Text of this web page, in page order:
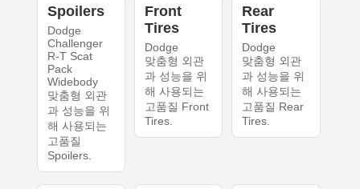
Spoilers
Dodge
Challenger
R-T Scat
Pack
Widebody
맞춤형 외관
과 성능을 위
해 사용되는
고품질
Spoilers.
Front
Tires
Dodge
맞춤형 외관
과 성능을 위
해 사용되는
고품질 Front
Tires.
Rear
Tires
Dodge
맞춤형 외관
과 성능을 위
해 사용되는
고품질 Rear
Tires.